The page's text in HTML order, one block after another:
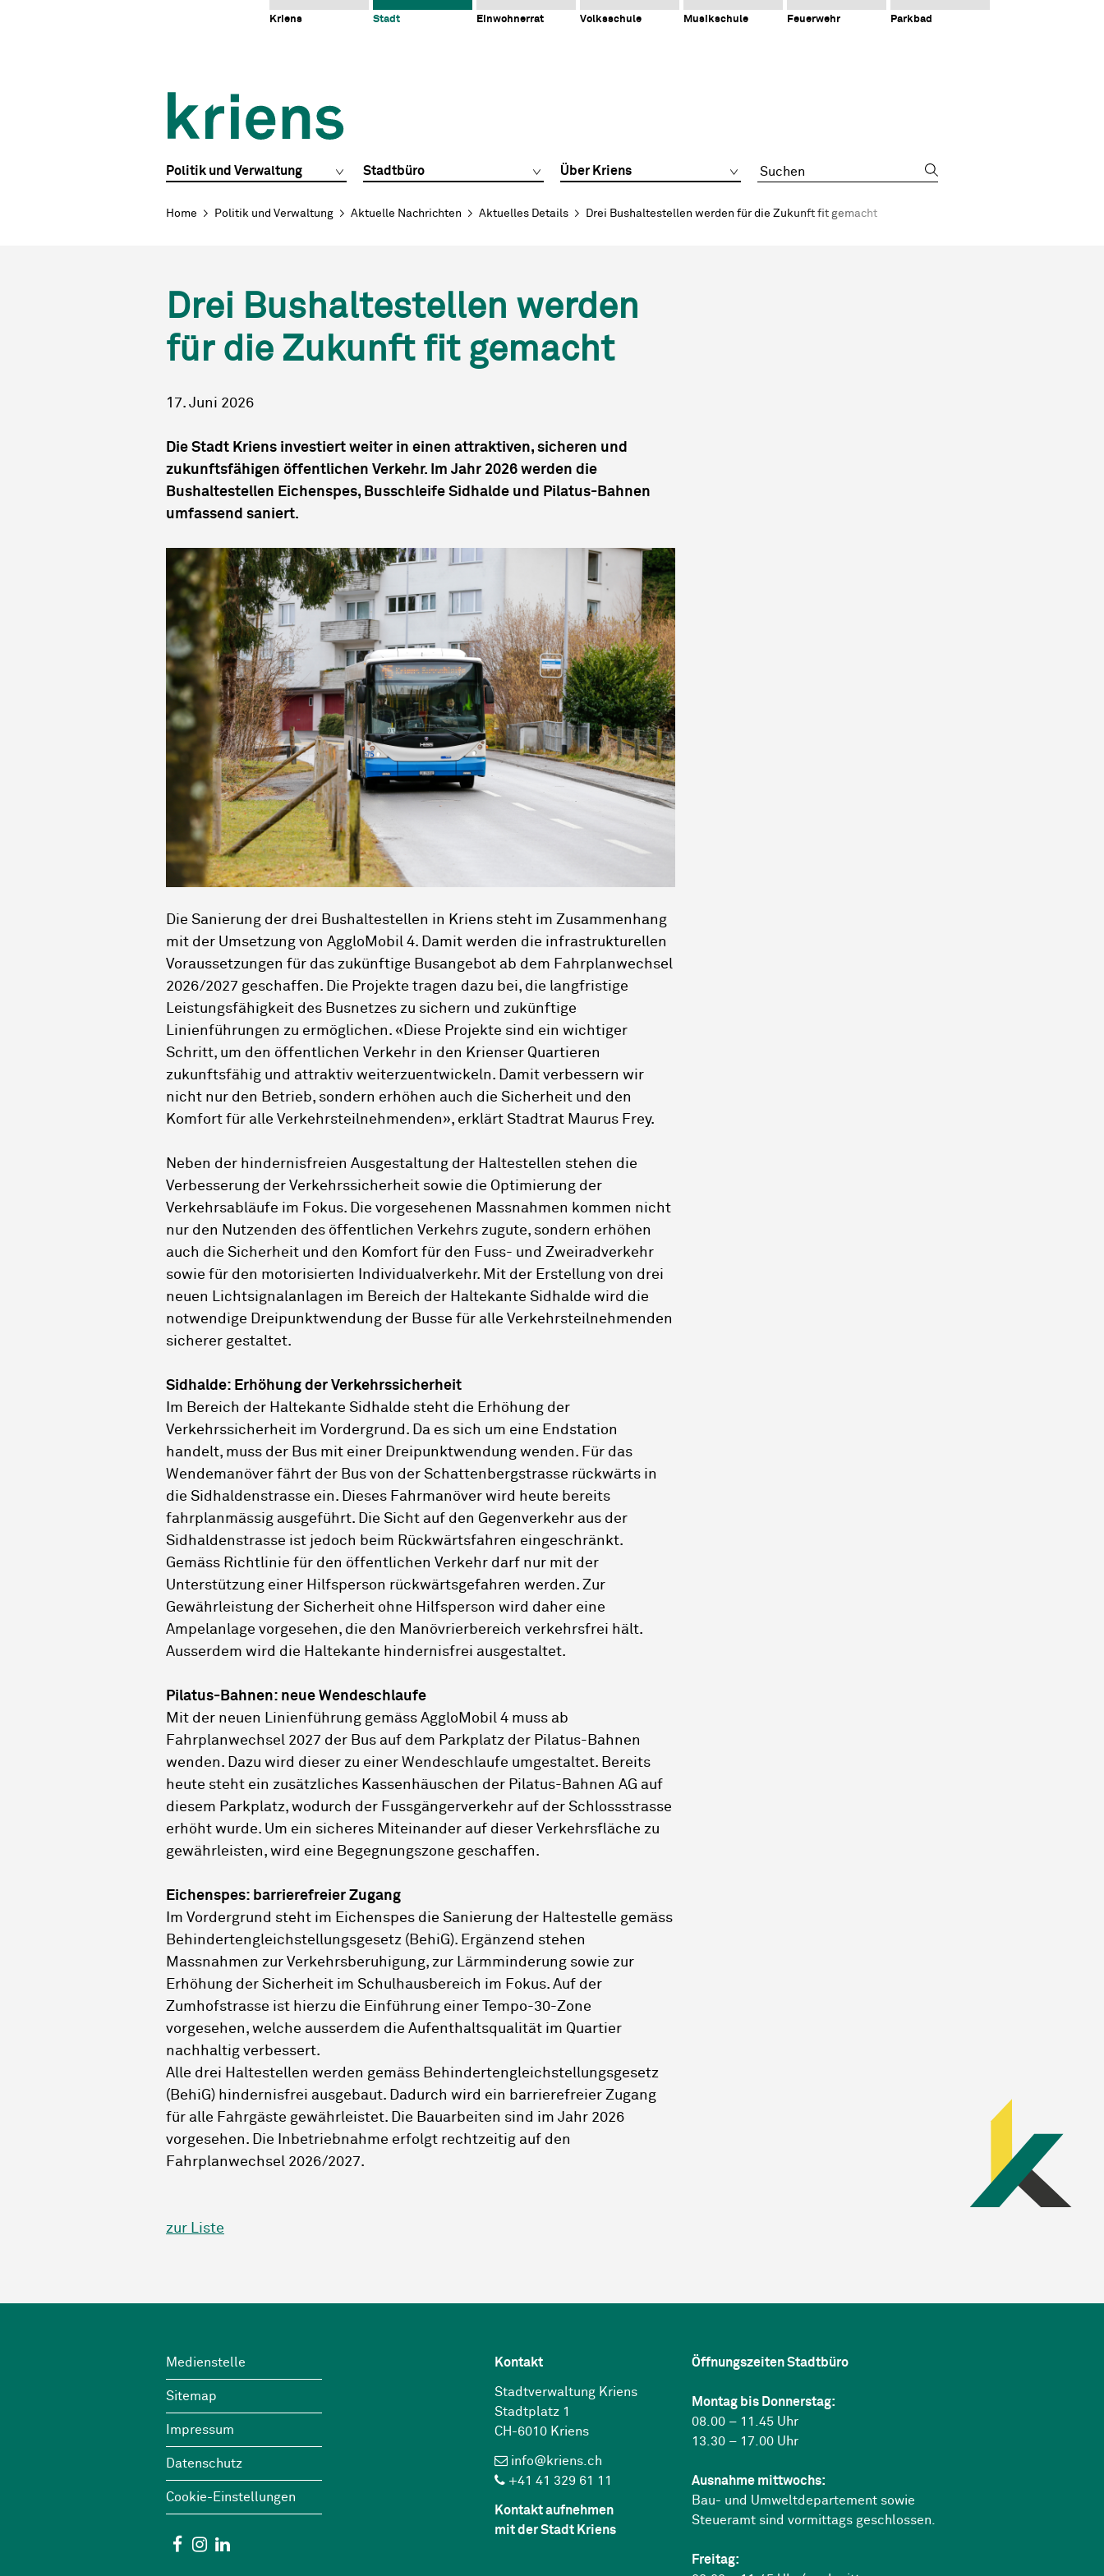
Navigieren in Kriens
Kriens Stadt Einwohnerrat Volksschule Musikschule Feuerwehr Parkbad
Hauptnavigation
Politik und Verwaltung Stadtbüro Über Kriens Suchbegriff
Breadcrumb
Home Politik und Verwaltung Aktuelle Nachrichten Aktuelles Details Drei Bushaltestellen werden für die Zukunft fit gemacht
Drei Bushaltestellen werden
für die Zukunft fit gemacht
17. Juni 2026
Die Stadt Kriens investiert weiter in einen attraktiven, sicheren und
zukunftsfähigen öffentlichen Verkehr. Im Jahr 2026 werden die
Bushaltestellen Eichenspes, Busschleife Sidhalde und Pilatus-Bahnen
umfassend saniert.
Die Sanierung der drei Bushaltestellen in Kriens steht im Zusammenhang
mit der Umsetzung von AggloMobil 4. Damit werden die infrastrukturellen
Voraussetzungen für das zukünftige Busangebot ab dem Fahrplanwechsel
2026/2027 geschaffen. Die Projekte tragen dazu bei, die langfristige
Leistungsfähigkeit des Busnetzes zu sichern und zukünftige
Linienführungen zu ermöglichen. «Diese Projekte sind ein wichtiger
Schritt, um den öffentlichen Verkehr in den Krienser Quartieren
zukunftsfähig und attraktiv weiterzuentwickeln. Damit verbessern wir
nicht nur den Betrieb, sondern erhöhen auch die Sicherheit und den
Komfort für alle Verkehrsteilnehmenden», erklärt Stadtrat Maurus Frey.
Neben der hindernisfreien Ausgestaltung der Haltestellen stehen die
Verbesserung der Verkehrssicherheit sowie die Optimierung der
Verkehrsabläufe im Fokus. Die vorgesehenen Massnahmen kommen nicht
nur den Nutzenden des öffentlichen Verkehrs zugute, sondern erhöhen
auch die Sicherheit und den Komfort für den Fuss- und Zweiradverkehr
sowie für den motorisierten Individualverkehr. Mit der Erstellung von drei
neuen Lichtsignalanlagen im Bereich der Haltekante Sidhalde wird die
notwendige Dreipunktwendung der Busse für alle Verkehrsteilnehmenden
sicherer gestaltet.
Sidhalde: Erhöhung der Verkehrssicherheit
Im Bereich der Haltekante Sidhalde steht die Erhöhung der
Verkehrssicherheit im Vordergrund. Da es sich um eine Endstation
handelt, muss der Bus mit einer Dreipunktwendung wenden. Für das
Wendemanöver fährt der Bus von der Schattenbergstrasse rückwärts in
die Sidhaldenstrasse ein. Dieses Fahrmanöver wird heute bereits
fahrplanmässig ausgeführt. Die Sicht auf den Gegenverkehr aus der
Sidhaldenstrasse ist jedoch beim Rückwärtsfahren eingeschränkt.
Gemäss Richtlinie für den öffentlichen Verkehr darf nur mit der
Unterstützung einer Hilfsperson rückwärtsgefahren werden. Zur
Gewährleistung der Sicherheit ohne Hilfsperson wird daher eine
Ampelanlage vorgesehen, die den Manövrierbereich verkehrsfrei hält.
Ausserdem wird die Haltekante hindernisfrei ausgestaltet.
Pilatus-Bahnen: neue Wendeschlaufe
Mit der neuen Linienführung gemäss AggloMobil 4 muss ab
Fahrplanwechsel 2027 der Bus auf dem Parkplatz der Pilatus-Bahnen
wenden. Dazu wird dieser zu einer Wendeschlaufe umgestaltet. Bereits
heute steht ein zusätzliches Kassenhäuschen der Pilatus-Bahnen AG auf
diesem Parkplatz, wodurch der Fussgängerverkehr auf der Schlossstrasse
erhöht wurde. Um ein sicheres Miteinander auf dieser Verkehrsfläche zu
gewährleisten, wird eine Begegnungszone geschaffen.
Eichenspes: barrierefreier Zugang
Im Vordergrund steht im Eichenspes die Sanierung der Haltestelle gemäss
Behindertengleichstellungsgesetz (BehiG). Ergänzend stehen
Massnahmen zur Verkehrsberuhigung, zur Lärmminderung sowie zur
Erhöhung der Sicherheit im Schulhausbereich im Fokus. Auf der
Zumhofstrasse ist hierzu die Einführung einer Tempo-30-Zone
vorgesehen, welche ausserdem die Aufenthaltsqualität im Quartier
nachhaltig verbessert.
Alle drei Haltestellen werden gemäss Behindertengleichstellungsgesetz
(BehiG) hindernisfrei ausgebaut. Dadurch wird ein barrierefreier Zugang
für alle Fahrgäste gewährleistet. Die Bauarbeiten sind im Jahr 2026
vorgesehen. Die Inbetriebnahme erfolgt rechtzeitig auf den
Fahrplanwechsel 2026/2027.
zur Liste
Wichtige Links
Medienstelle
Sitemap
Impressum
Datenschutz
Cookie-Einstellungen
Social Media
FacebookInstagram
Kontakt
Stadtverwaltung Kriens
Stadtplatz 1
CH-6010 Kriens
info@kriens.ch
+41 41 329 61 11
Kontakt aufnehmen
mit der Stadt Kriens
Öffnungszeiten Stadtbüro
Montag bis Donnerstag:
08.00 – 11.45 Uhr
13.30 – 17.00 Uhr
Ausnahme mittwochs:
Bau- und Umweltdepartement sowie
Steueramt sind vormittags geschlossen.
Freitag: